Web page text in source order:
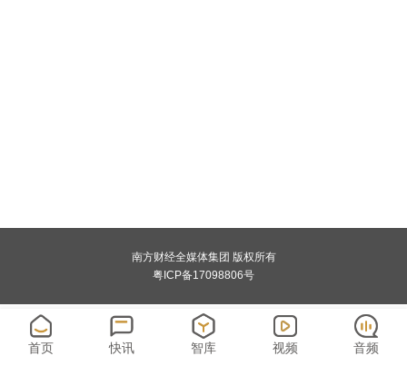
南方财经全媒体集团 版权所有
粤ICP备17098806号
首页 快讯 智库 视频 音频